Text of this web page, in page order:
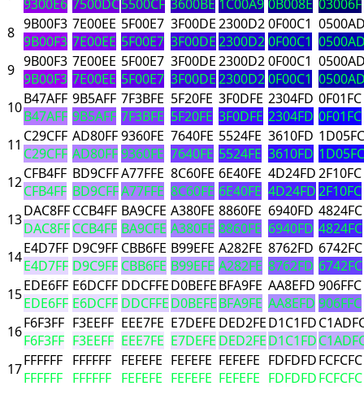
9300E6 7500DC5500CF 3600BE 1C00A9 0B008E 03006F
8 9B00F3
9B00F3
7E00EE
7E00EE
5F00E7
5F00E7
3F00DE
3F00DE
2300D2
2300D2
0F00C1
0F00C1
9 9B00F3
9B00F3
7E00EE
7E00EE
5F00E7
5F00E7
3F00DE
3F00DE
2300D2
2300D2
0F00C1
0F00C1
10B47AFF
B47AFF
9B5AFF
9B5AFF
7F3BFE
7F3BFE
5F20FE
5F20FE
3F0DFE
3F0DFE
2304FD
2304FD
0F01FC
0F01FC
11 C29CFF
C29CFF
AD80FF
AD80FF
9360FE
9360FE
7640FE
7640FE
5524FE
5524FE
3610FD
3610FD
1D05FC
1D05FC
12CFB4FF
CFB4FF
BD9CFF
BD9CFF
A77FFE
A77FFE
8C60FE
8C60FE
6E40FE
6E40FE
4D24FD
4D24FD
2F10FC
2F10FC
13DAC8FF
DAC8FF
CCB4FF
CCB4FF
BA9CFE
BA9CFE
A380FE
A380FE
8860FE
8860FE
6940FD
6940FD
4824FC
4824FC
14E4D7FF
E4D7FF
D9C9FF
D9C9FF
CBB6FE
CBB6FE
B99EFE
B99EFE
A282FE
A282FE
8762FD
8762FD
6742FC
6742FC
15EDE6FF
EDE6FF
E6DCFF
E6DCFF
DDCFFE
DDCFFE
D0BEFE
D0BEFE
BFA9FE
BFA9FE
AA8EFD
AA8EFD
906FFC
906FFC
16F6F3FF
F6F3FF
F3EEFF
F3EEFF
EEE7FE
EEE7FE
E7DEFE
E7DEFE
DED2FE
DED2FE
D1C1FD
D1C1FD
17FFFFFF
FFFFFF
FFFFFF
FFFFFF
FEFEFE
FEFEFE
FEFEFE
FEFEFE
FEFEFE
FEFEFE
FDFDFD
FDFDFD
FCFCFC
FCFCFC